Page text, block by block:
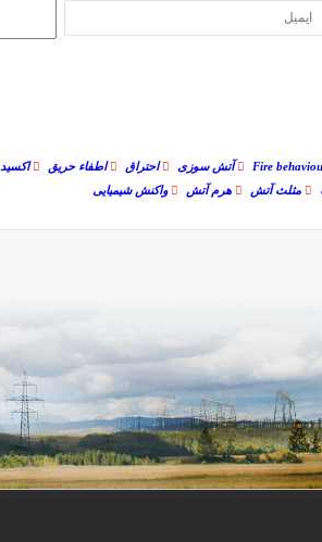
Fire آتش سوزی احتراق اطفاء حریق
مثلث آتش هرم آتش واکنش شیمیایی